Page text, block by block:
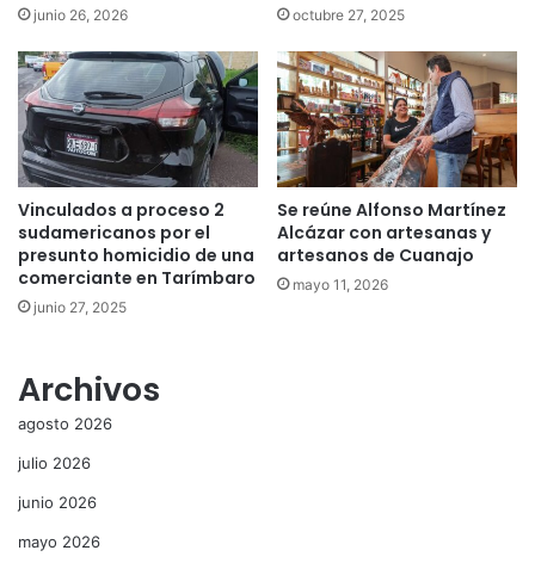
junio 26, 2026 octubre 27, 2025
Vinculados a proceso 2
sudamericanos por el
presunto homicidio de una
comerciante en Tarímbaro
junio 27, 2025
Se reúne Alfonso Martínez
Alcázar con artesanas y
artesanos de Cuanajo
mayo 11, 2026
Archivos
agosto 2026
julio 2026
junio 2026
mayo 2026